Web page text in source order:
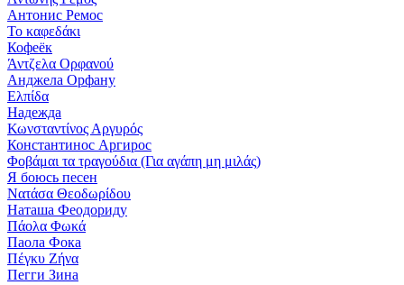
Антонис Ремос
Το καφεδάκι
Кофеёк
Άντζελα Ορφανού
Анджела Орфану
Ελπίδα
Надежда
Κωνσταντίνος Αργυρός
Константинос Аргирос
Φοβάμαι τα τραγούδια (Για αγάπη μη μιλάς)
Я боюсь песен
Νατάσα Θεοδωρίδου
Наташа Феодориду
Πάολα Φωκά
Паола Фока
Πέγκυ Ζήνα
Пегги Зина